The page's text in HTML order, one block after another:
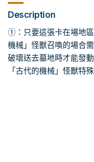
Description
①：只要這張卡在場地
機械」怪獸召喚的場合
破壞送去墓地時才能發
「古代的機械」怪獸特